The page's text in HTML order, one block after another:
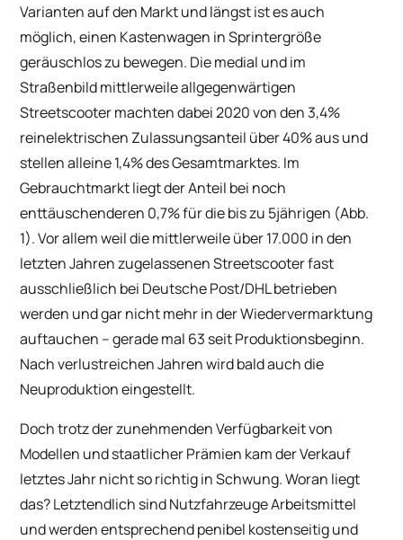
Varianten auf den Markt und längst ist es auch
möglich, einen Kastenwagen in Sprintergröße
geräuschlos zu bewegen. Die medial und im
Straßenbild mittlerweile allgegenwärtigen
Streetscooter machten dabei 2020 von den 3,4%
reinelektrischen Zulassungsanteil über 40% aus und
stellen alleine 1,4% des Gesamtmarktes. Im
Gebrauchtmarkt liegt der Anteil bei noch
enttäuschenderen 0,7% für die bis zu 5jährigen (Abb.
1). Vor allem weil die mittlerweile über 17.000 in den
letzten Jahren zugelassenen Streetscooter fast
ausschließlich bei Deutsche Post/DHL betrieben
werden und gar nicht mehr in der Wiedervermarktung
auftauchen – gerade mal 63 seit Produktionsbeginn.
Nach verlustreichen Jahren wird bald auch die
Neuproduktion eingestellt.
Doch trotz der zunehmenden Verfügbarkeit von
Modellen und staatlicher Prämien kam der Verkauf
letztes Jahr nicht so richtig in Schwung. Woran liegt
das? Letztendlich sind Nutzfahrzeuge Arbeitsmittel
und werden entsprechend penibel kostenseitig und